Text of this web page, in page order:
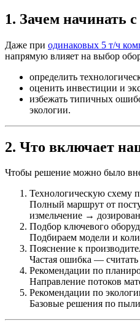
1. Зачем начинать
Даже при одинаковых 5 т/ч
напрямую влияет на выбор
определить
оценить инвестиции и
избежать типичных
экологии.
2. Что включает
Чтобы решение можно было
Технологическую схему
Полный маршрут от
измельчение →
Подбор ключевого
Подбираем модели и
Пояснение к
Частая ошибка —
Рекомендации по
Направление потоков
Рекомендации по
Базовые решения по